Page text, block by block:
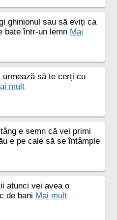
ghinionul sau să eviți ca
bate într-un lemn Mai
urmează să te cerți cu
mult
e semn că vei primi
e pe cale să se întâmple
atunci vei avea o
de bani Mai mult